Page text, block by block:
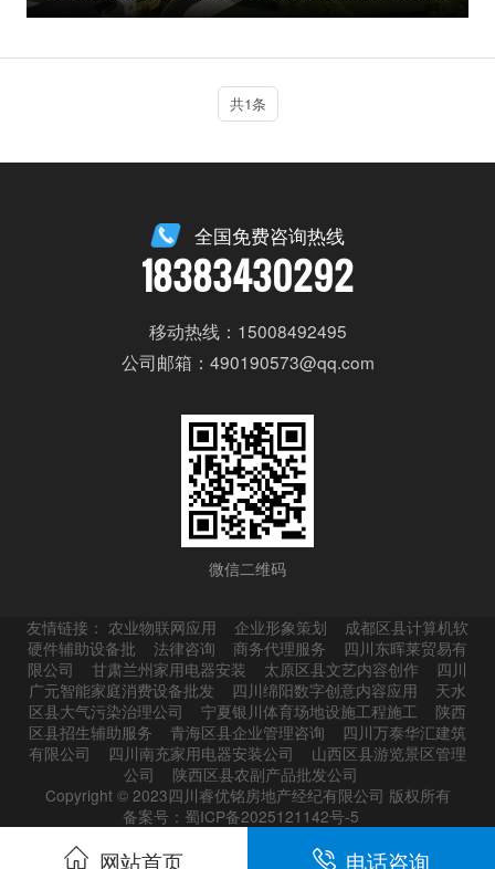
共1条
全国免费咨询热线
18383430292
移动热线：15008492495
公司邮箱：490190573@qq.com
微信二维码
友情链接：农业物联网应用 企业形象策划
成都区县计算机软
硬件辅助设备批
法律咨询 商务代理服务
四川东晖莱贸易有
限公司
甘肃兰州家用电器安装 太原区县文艺内容创作
四川
广元智能家庭消费设备批发
四川绵阳数字创意内容应用
天水
区县大气污染治理公司
宁夏银川体育场地设施工程施工
陕西
区县招生辅助服务
青海区县企业管理咨询
四川万泰华汇建筑
有限公司
四川南充家用电器安装公司
山西区县游览景区管理
公司
陕西区县农副产品批发公司
Copyright © 2023四川睿优铭房地产经纪有限公司 版权所有
备案号：蜀ICP备2025121142号-5
网站首页 电话咨询